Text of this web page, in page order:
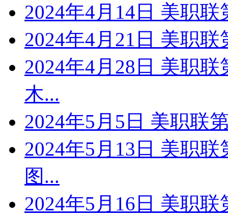
2024年4月14日 美职
2024年4月21日 美职
2024年4月28日 美职
木...
2024年5月5日 美职联
2024年5月13日 美职
图...
2024年5月16日 美职